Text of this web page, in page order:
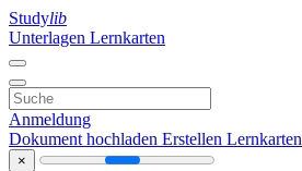
Studylib
Unterlagen Lernkarten
Anmeldung
Dokument hochladen Erstellen Lernkarten
×